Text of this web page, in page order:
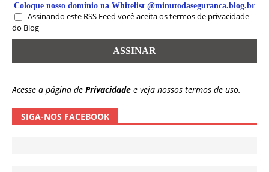
Coloque nosso domínio na Whitelist @minutodaseguranca.blog.br
Assinando este RSS Feed você aceita os termos de privacidade
do Blog
Acesse a página de Privacidade e veja nossos termos de uso.
SIGA-NOS FACEBOOK